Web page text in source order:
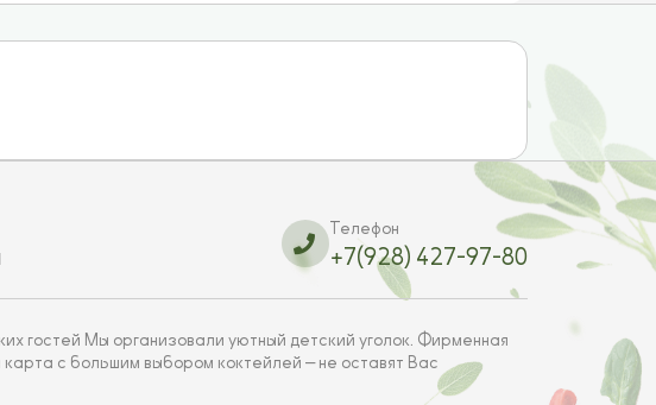
Телефон
+7(928) 427-97-80
гостей Мы организовали уютный детский уголок. Фирменная
с большим выбором коктейлей — не оставят Вас